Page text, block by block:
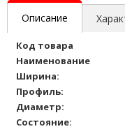
Описание
Код товара
Наименование
Ширина:
Профиль:
Диаметр:
Состояние: